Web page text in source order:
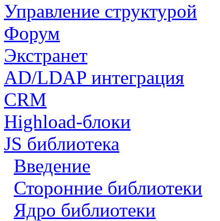
Управление структурой
Форум
Экстранет
AD/LDAP интеграция
CRM
Highload-блоки
JS библиотека
Введение
Сторонние библиотеки
Ядро библиотеки